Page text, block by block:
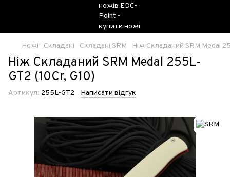
Ножі Складані Складані SRM Ніж Складаний SRM Medal
Ніж Складаний SRM Medal 255L-
GT2 (10Cr, G10)
Артикул: 255L-GT2 Написати відгук